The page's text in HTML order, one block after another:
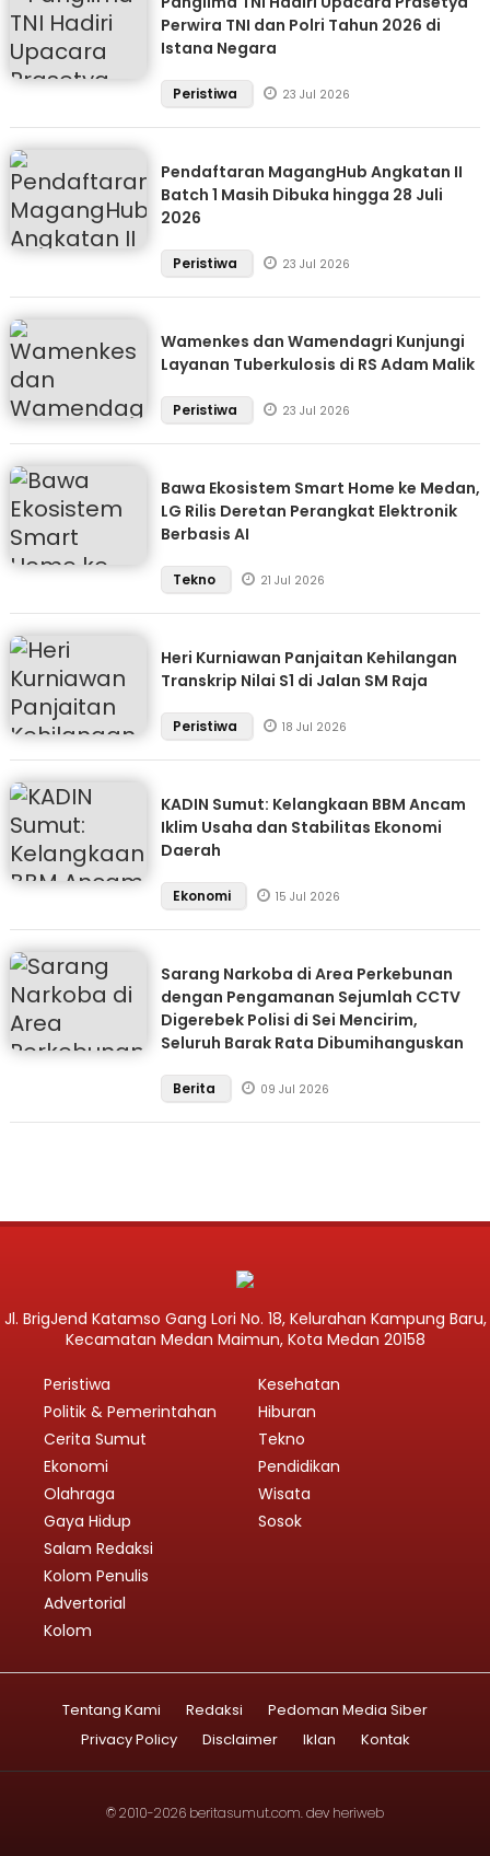
Perwira TNI dan Polri Tahun 2026 di
Istana Negara
Peristiwa 23 Jul 2026
Pendaftaran MagangHub Angkatan II
Batch 1 Masih Dibuka hingga 28 Juli
2026
Peristiwa 23 Jul 2026
Wamenkes dan Wamendagri Kunjungi
Layanan Tuberkulosis di RS Adam Malik
Peristiwa 23 Jul 2026
Bawa Ekosistem Smart Home ke Medan,
LG Rilis Deretan Perangkat Elektronik
Berbasis AI
Tekno 21 Jul 2026
Heri Kurniawan Panjaitan Kehilangan
Transkrip Nilai S1 di Jalan SM Raja
Peristiwa 18 Jul 2026
KADIN Sumut: Kelangkaan BBM Ancam
Iklim Usaha dan Stabilitas Ekonomi
Daerah
Ekonomi 15 Jul 2026
Sarang Narkoba di Area Perkebunan
dengan Pengamanan Sejumlah CCTV
Digerebek Polisi di Sei Mencirim,
Seluruh Barak Rata Dibumihanguskan
Berita 09 Jul 2026
Jl. BrigJend Katamso Gang Lori No. 18, Kelurahan Kampung Baru,
Kecamatan Medan Maimun, Kota Medan 20158
Peristiwa
Politik & Pemerintahan
Cerita Sumut
Ekonomi
Olahraga
Gaya Hidup
Kesehatan
Hiburan
Tekno
Pendidikan
Wisata
Sosok
Salam Redaksi
Kolom Penulis
Advertorial
Kolom
Tentang Kami Redaksi
Pedoman Media Siber
Privacy Policy
Disclaimer Iklan Kontak
© 2010-2026 beritasumut.com. dev heriweb